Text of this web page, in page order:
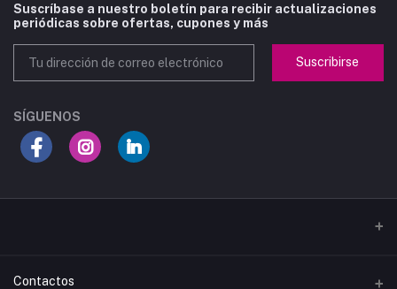
Suscríbase a nuestro boletín para recibir actualizaciones
periódicas sobre ofertas, cupones y más
Suscribirse
SÍGUENOS
Contactos